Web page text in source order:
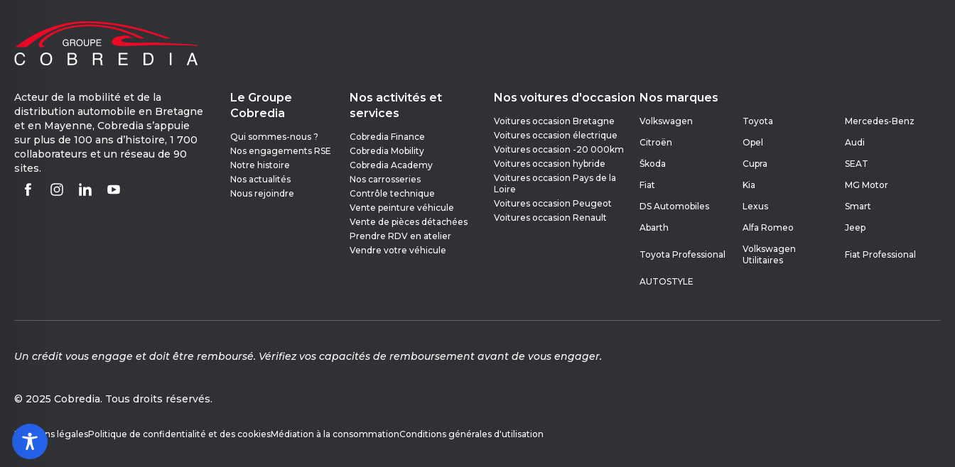
Acteur de la mobilité et de la
distribution automobile en Bretagne
et en Mayenne, Cobredia s’appuie
sur plus de 100 ans d’histoire, 1 700
collaborateurs et un réseau de 90
sites.
Le Groupe
Cobredia
Qui sommes-nous ?
Nos engagements RSE
Notre histoire
Nos actualités
Nous rejoindre
Nos activités et
services
Cobredia Finance
Cobredia Mobility
Cobredia Academy
Nos carrosseries
Contrôle technique
Vente peinture véhicule
Vente de pièces détachées
Prendre RDV en atelier
Vendre votre véhicule
Nos voitures d'occasion
Voitures occasion Bretagne
Voitures occasion électrique
Voitures occasion -20 000km
Voitures occasion hybride
Voitures occasion Pays de la
Loire
Voitures occasion Peugeot
Voitures occasion Renault
Nos marques
Volkswagen Toyota
Mercedes-Benz
Citroën
Opel
Audi
Škoda
Cupra
SEAT
Fiat
Kia
MG Motor
DS Automobiles
Lexus
Smart
Abarth
Alfa Romeo Jeep
Toyota Professional
Volkswagen
Utilitaires
Fiat Professional
AUTOSTYLE
Un crédit vous engage et doit être remboursé. Vérifiez vos capacités de remboursement avant de vous engager.
© 2025 Cobredia. Tous droits réservés.
Mentions légalesPolitique de confidentialité et des cookiesMédiation à la consommationConditions générales d'utilisation